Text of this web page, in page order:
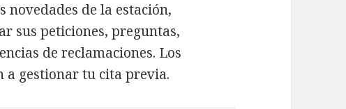
novedades de la estación,
sus peticiones, preguntas,
de reclamaciones. Los
a gestionar tu cita previa.